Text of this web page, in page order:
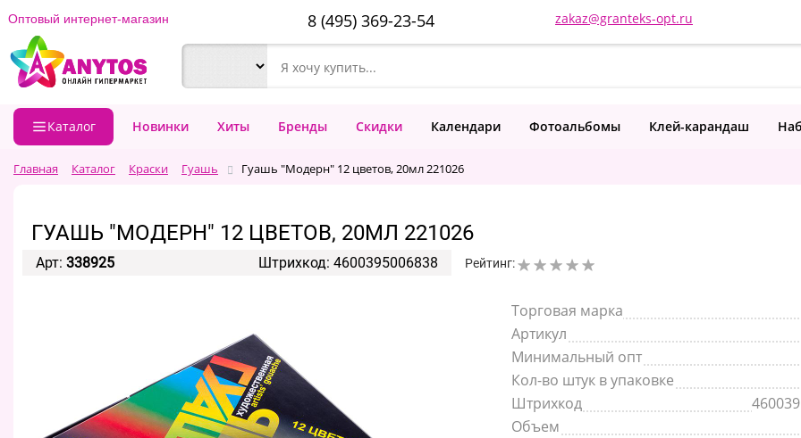
Оптовый интернет-магазин 8 (495) 369-23-54 zakaz@granteks-opt.ru
Каталог Новинки Хиты Бренды Скидки Календари Фотоальбомы Клей-карандаш
Главная Каталог Краски Гуашь Гуашь "Модерн" 12 цветов, 20мл 221026
ГУАШЬ "МОДЕРН" 12 ЦВЕТОВ, 20МЛ 221026
Арт: 338925 Штрихкод: 4600395006838 Рейтинг:
Торговая марка
Артикул
Минимальный опт
Кол-во штук в упаковке
Штрихкод
Объем